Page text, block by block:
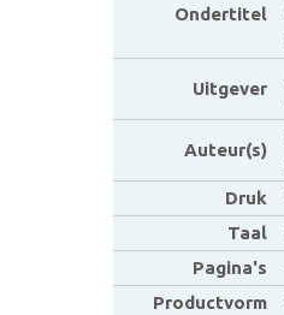
Ondertitel
Uitgever
Auteur(s)
Druk
Taal
Pagina's
Productvorm